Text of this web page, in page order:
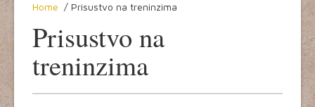
46 godina
Termini
Dešavanja
Home / Prisustvo na treninzima
Prisustvo na
treninzima